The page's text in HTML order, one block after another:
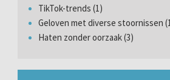
TikTok-trends (1)
Geloven met diverse stoornissen
Haten zonder oorzaak (3)